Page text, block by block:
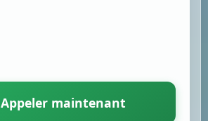
Appeler maintenant